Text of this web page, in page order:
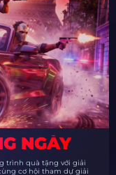
NGÀY
trình quà tặng với giải
cơ hội tham dự giải